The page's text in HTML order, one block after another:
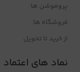
پروموشن ها
فروشگاه ها
از خرید تا تحویل
نماد های اعتماد